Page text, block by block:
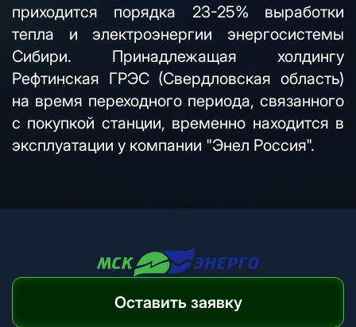
приходится порядка 23-25% выработки
тепла и электроэнергии энергосистемы
Сибири. Принадлежащая холдингу
Рефтинская ГРЭС (Свердловская область)
на время переходного периода, связанного
с покупкой станции, временно находится в
эксплуатации у компании "Энел Россия".
Оставить заявку